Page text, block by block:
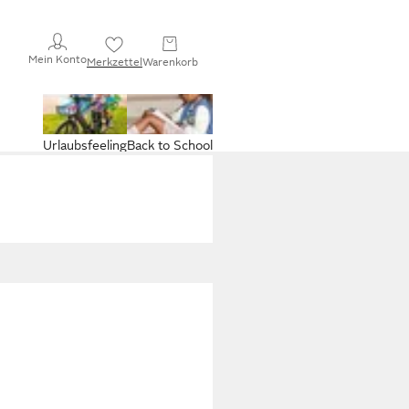
Mein KontoMerkzettelWarenkorb
Back to School
Urlaubsfeeling